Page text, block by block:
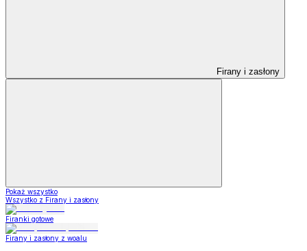
Firany i zasłony
Pokaż wszystko
Wszystko z Firany i zasłony
Firanki gotowe
Firany i zasłony z woalu